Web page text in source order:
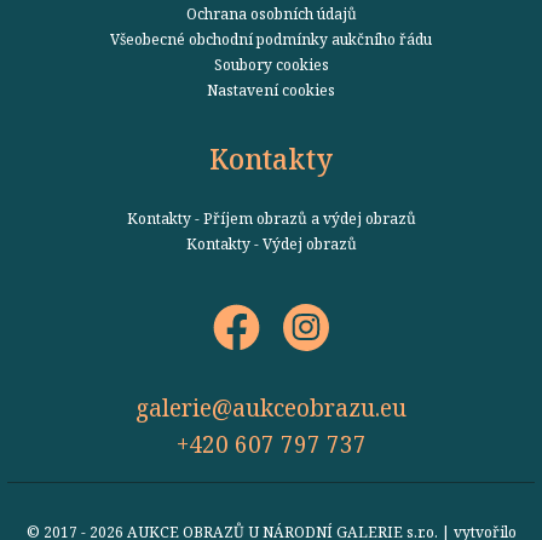
Ochrana osobních údajů
Všeobecné obchodní podmínky aukčního řádu
Soubory cookies
Nastavení cookies
Kontakty
Kontakty - Příjem obrazů a výdej obrazů
Kontakty - Výdej obrazů
galerie@aukceobrazu.eu
+420 607 797 737
© 2017 - 2026 AUKCE OBRAZŮ U NÁRODNÍ GALERIE s.r.o. | vytvořilo